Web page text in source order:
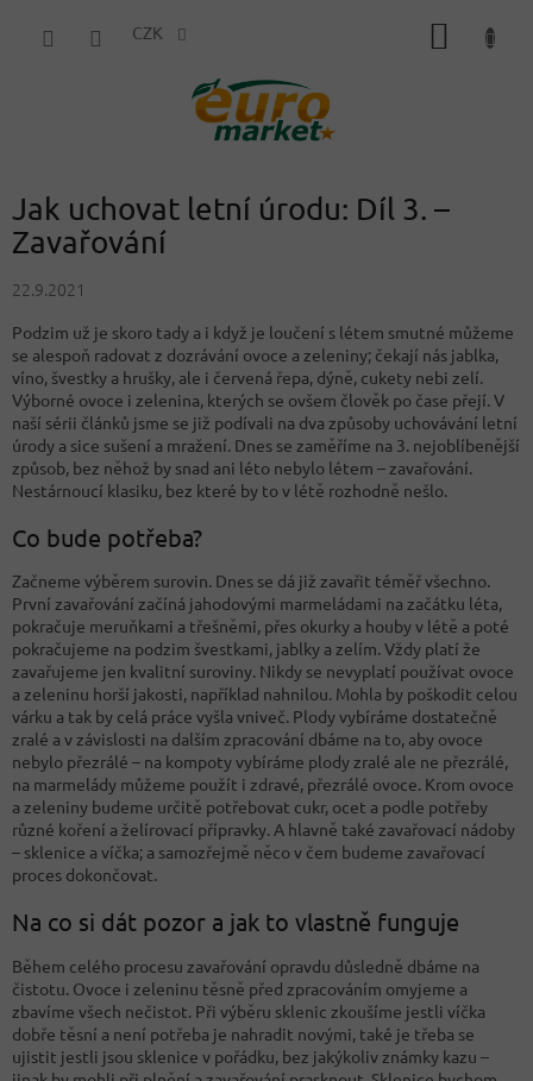
CZK
Jak uchovat letní úrodu: Díl 3. –
Zavařování
22.9.2021
Podzim už je skoro tady a i když je loučení s létem smutné můžeme
se alespoň radovat z dozrávání ovoce a zeleniny; čekají nás jablka,
víno, švestky a hrušky, ale i červená řepa, dýně, cukety nebi zelí.
Výborné ovoce i zelenina, kterých se ovšem člověk po čase přejí. V
naší sérii článků jsme se již podívali na dva způsoby uchovávání letní
úrody a sice sušení a mražení. Dnes se zaměříme na 3. nejoblíbenější
způsob, bez něhož by snad ani léto nebylo létem – zavařování.
Nestárnoucí klasiku, bez které by to v létě rozhodně nešlo.
Co bude potřeba?
Začneme výběrem surovin. Dnes se dá již zavařit téměř všechno.
První zavařování začíná jahodovými marmeládami na začátku léta,
pokračuje meruňkami a třešněmi, přes okurky a houby v létě a poté
pokračujeme na podzim švestkami, jablky a zelím. Vždy platí že
zavařujeme jen kvalitní suroviny. Nikdy se nevyplatí používat ovoce
a zeleninu horší jakosti, například nahnilou. Mohla by poškodit celou
várku a tak by celá práce vyšla vniveč. Plody vybíráme dostatečně
zralé a v závislosti na dalším zpracování dbáme na to, aby ovoce
nebylo přezrálé – na kompoty vybíráme plody zralé ale ne přezrálé,
na marmelády můžeme použít i zdravé, přezrálé ovoce. Krom ovoce
a zeleniny budeme určitě potřebovat cukr, ocet a podle potřeby
různé koření a želírovací přípravky. A hlavně také zavařovací nádoby
– sklenice a víčka; a samozřejmě něco v čem budeme zavařovací
proces dokončovat.
Na co si dát pozor a jak to vlastně funguje
Během celého procesu zavařování opravdu důsledně dbáme na
čistotu. Ovoce i zeleninu těsně před zpracováním omyjeme a
zbavíme všech nečistot. Při výběru sklenic zkoušíme jestli víčka
dobře těsní a není potřeba je nahradit novými, také je třeba se
ujistit jestli jsou sklenice v pořádku, bez jakýkoliv známky kazu –